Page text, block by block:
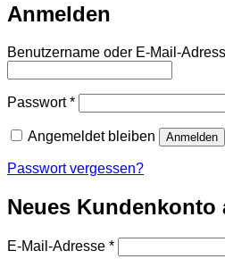
Anmelden
Benutzername oder E-Mail-
Passwort*Erforderlich
Angemeldet bleiben Anmelden
Passwort vergessen?
Neues Kundenkonto
E-Mail-Adresse *Erforderlich